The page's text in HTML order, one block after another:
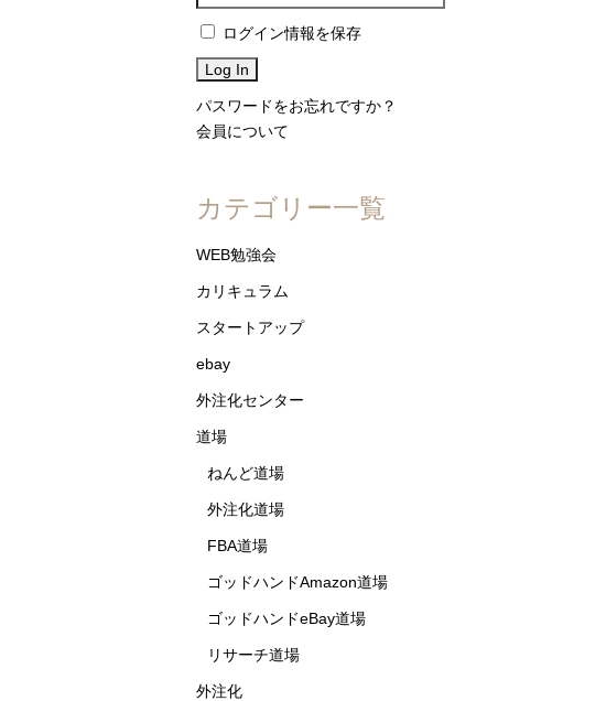
ログイン情報を保存
パスワードをお忘れですか？
会員について
カテゴリー一覧
WEB勉強会
カリキュラム
スタートアップ
ebay
外注化センター
道場
ねんど道場
外注化道場
FBA道場
ゴッドハンドAmazon道場
ゴッドハンドeBay道場
リサーチ道場
外注化